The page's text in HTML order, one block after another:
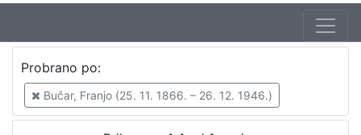
Jezik
hrvatski
Probrano po:
Bučar, Franjo (25. 11. 1866. – 26. 12. 1946.)